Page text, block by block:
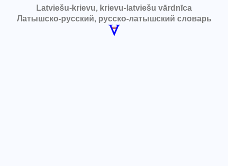
Latviešu-krievu, krievu-latviešu vārdnīca
Латышско-русский, русско-латышский словарь